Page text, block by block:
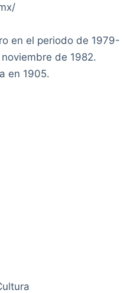
en el periodo de 1979-
de 1982.
en 1905.